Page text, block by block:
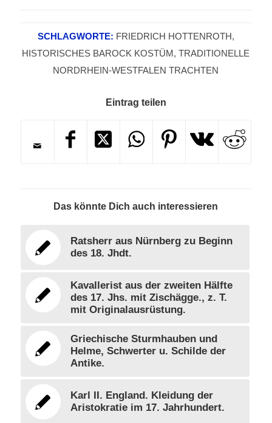
SCHLAGWORTE: FRIEDRICH HOTTENROTH,
HISTORISCHES BAROCK KOSTÜM,TRADITIONELLE
NORDRHEIN-WESTFALEN TRACHTEN
Eintrag teilen
Das könnte Dich auch interessieren
Ratsherr aus Nürnberg zu Beginn
des 18. Jhdt.
Kavallerist aus der zweiten Hälfte
des 17. Jhs. mit Zischägge., z. T.
mit Originalausrüstung.
Griechische Sturmhauben und
Helme, Schwerter u. Schilde der
Antike.
Karl II. England. Kleidung der
Aristokratie im 17. Jahrhundert.